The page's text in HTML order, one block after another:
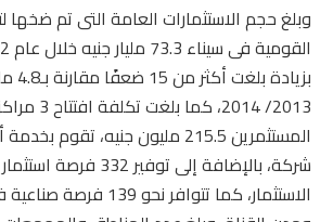
وبلغ حجم الاستثمارات العامة التى تم ضخها
2013/ 2014،
شركة، بالإضافة إلى
الاستثمار، كما تتوافر